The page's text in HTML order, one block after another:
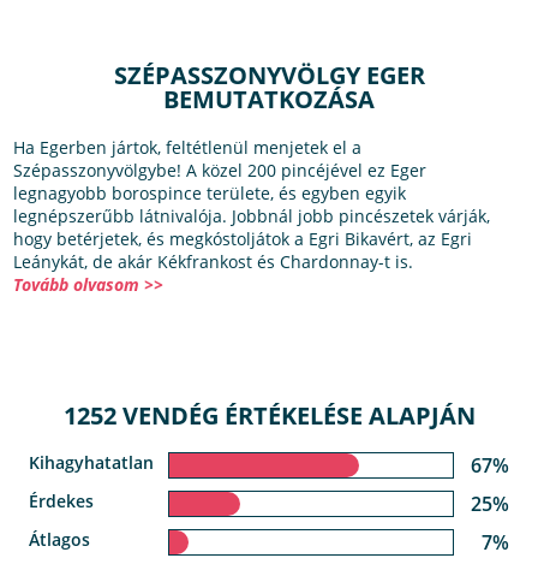
SZÉPASSZONYVÖLGY EGER
BEMUTATKOZÁSA
Ha Egerben jártok, feltétlenül menjetek el a
Szépasszonyvölgybe! A közel 200 pincéjével ez Eger
legnagyobb borospince területe, és egyben egyik
legnépszerűbb látnivalója. Jobbnál jobb pincészetek várják,
hogy betérjetek, és megkóstoljátok a Egri Bikavért, az Egri
Leánykát, de akár Kékfrankost és Chardonnay-t is.
Tovább olvasom >>
1252 VENDÉG ÉRTÉKELÉSE ALAPJÁN
Kihagyhatatlan 67%
Érdekes 25%
Átlagos 7%